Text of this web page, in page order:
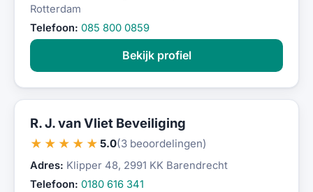
Rotterdam
Telefoon: 085 800 0859
Bekijk profiel
R. J. van Vliet Beveiliging
★★★★★ 5.0(3 beoordelingen)
Adres: Klipper 48, 2991 KK Barendrecht
Telefoon: 0180 616 341